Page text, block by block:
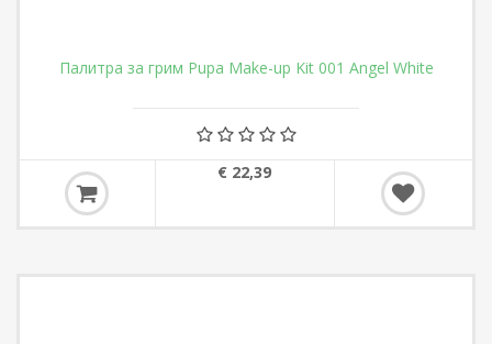
Палитра за грим Pupa Make-up Kit 001 Angel White
€ 22,39